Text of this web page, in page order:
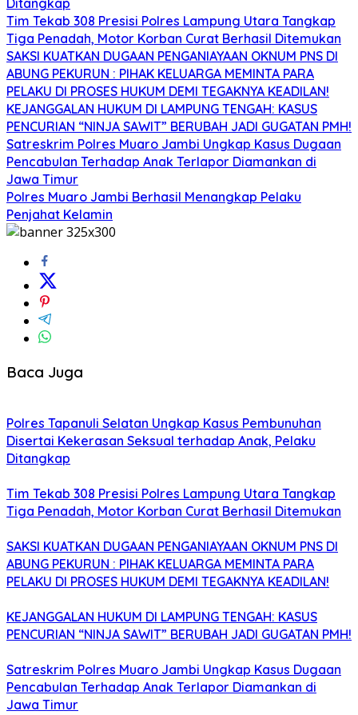
Ditangkap
Tim Tekab 308 Presisi Polres Lampung Utara Tangkap
Tiga Penadah, Motor Korban Curat Berhasil Ditemukan
SAKSI KUATKAN DUGAAN PENGANIAYAAN OKNUM PNS DI
ABUNG PEKURUN : PIHAK KELUARGA MEMINTA PARA
PELAKU DI PROSES HUKUM DEMI TEGAKNYA KEADILAN!
KEJANGGALAN HUKUM DI LAMPUNG TENGAH: KASUS
PENCURIAN “NINJA SAWIT” BERUBAH JADI GUGATAN PMH!
Satreskrim Polres Muaro Jambi Ungkap Kasus Dugaan
Pencabulan Terhadap Anak Terlapor Diamankan di
Jawa Timur
Polres Muaro Jambi Berhasil Menangkap Pelaku
Penjahat Kelamin
Baca Juga
Polres Tapanuli Selatan Ungkap Kasus Pembunuhan
Disertai Kekerasan Seksual terhadap Anak, Pelaku
Ditangkap
Tim Tekab 308 Presisi Polres Lampung Utara Tangkap
Tiga Penadah, Motor Korban Curat Berhasil Ditemukan
SAKSI KUATKAN DUGAAN PENGANIAYAAN OKNUM PNS DI
ABUNG PEKURUN : PIHAK KELUARGA MEMINTA PARA
PELAKU DI PROSES HUKUM DEMI TEGAKNYA KEADILAN!
KEJANGGALAN HUKUM DI LAMPUNG TENGAH: KASUS
PENCURIAN “NINJA SAWIT” BERUBAH JADI GUGATAN PMH!
Satreskrim Polres Muaro Jambi Ungkap Kasus Dugaan
Pencabulan Terhadap Anak Terlapor Diamankan di
Jawa Timur